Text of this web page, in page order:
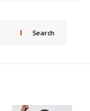
Search